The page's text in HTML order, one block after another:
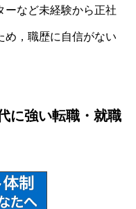
ーなど未経験から正社
め，職歴に自信がない
に強い転職・就職